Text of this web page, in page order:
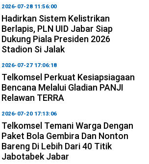
2026-07-28 11:56:00
Hadirkan Sistem Kelistrikan
Berlapis, PLN UID Jabar Siap
Dukung Piala Presiden 2026
Stadion Si Jalak
2026-07-27 17:06:18
Telkomsel Perkuat Kesiapsiagaan
Bencana Melalui Gladian PANJI
Relawan TERRA
2026-07-20 17:13:06
Telkomsel Temani Warga Dengan
Paket Bola Gembira Dan Nonton
Bareng Di Lebih Dari 40 Titik
Jabotabek Jabar